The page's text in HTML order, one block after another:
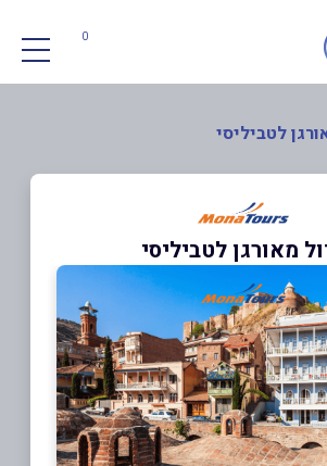
0
לטביליסי
מאורגן לטביליסי